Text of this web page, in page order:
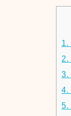
1.
2.
3.
4.
5.